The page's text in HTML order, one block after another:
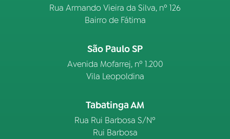
Rua Armando Vieira da Silva, nº 126
Bairro de Fátima
São Paulo SP
Avenida Mofarrej, nº 1.200
Vila Leopoldina
Tabatinga AM
Rua Rui Barbosa S/Nº
Rui Barbosa